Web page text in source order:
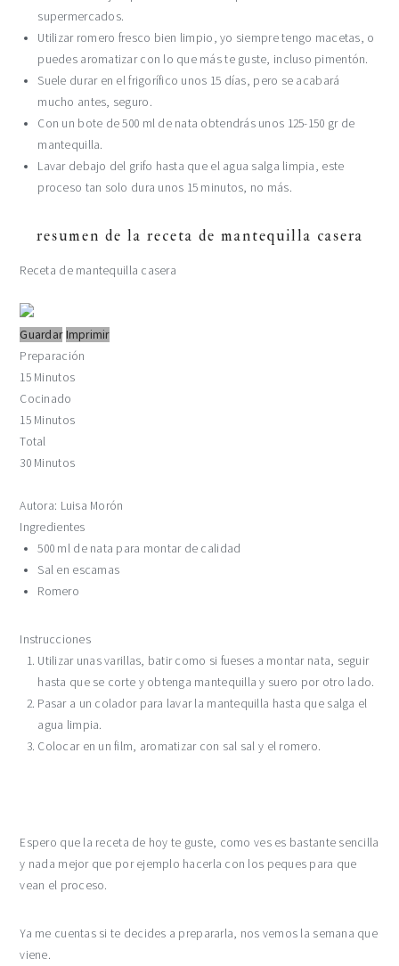
supermercados.
Utilizar romero fresco bien limpio, yo siempre tengo macetas, o
puedes aromatizar con lo que más te guste, incluso pimentón.
Suele durar en el frigorífico unos 15 días, pero se acabará
mucho antes, seguro.
Con un bote de 500 ml de nata obtendrás unos 125-150 gr de
mantequilla.
Lavar debajo del grifo hasta que el agua salga limpia, este
proceso tan solo dura unos 15 minutos, no más.
resumen de la receta de mantequilla casera
Receta de mantequilla casera
Guardar Imprimir
Preparación
15 Minutos
Cocinado
15 Minutos
Total
30 Minutos
Autora: Luisa Morón
Ingredientes
500 ml de nata para montar de calidad
Sal en escamas
Romero
Instrucciones
Utilizar unas varillas, batir como si fueses a montar nata, seguir
hasta que se corte y obtenga mantequilla y suero por otro lado.
Pasar a un colador para lavar la mantequilla hasta que salga el
agua limpia.
Colocar en un film, aromatizar con sal sal y el romero.
Espero que la receta de hoy te guste, como ves es bastante sencilla
y nada mejor que por ejemplo hacerla con los peques para que
vean el proceso.
Ya me cuentas si te decides a prepararla, nos vemos la semana que
viene.